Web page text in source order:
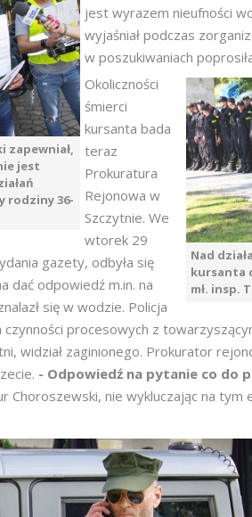
zapewniał,
jest
rodziny 36-
jest wyrazem nieufności
wyjaśniał podczas
w poszukiwaniach
Nad
kursanta
mł. insp.
Okoliczności
śmierci
kursanta bada
teraz
Prokuratura
Rejonowa w
Szczytnie. We
wtorek 29
gazety, odbyła się
dać odpowiedź m.in. na
się w wodzie. Policja
czynności procesowych z
widział zaginionego. Prokurator
- Odpowiedź na pytanie co do
nie wykluczając na tym